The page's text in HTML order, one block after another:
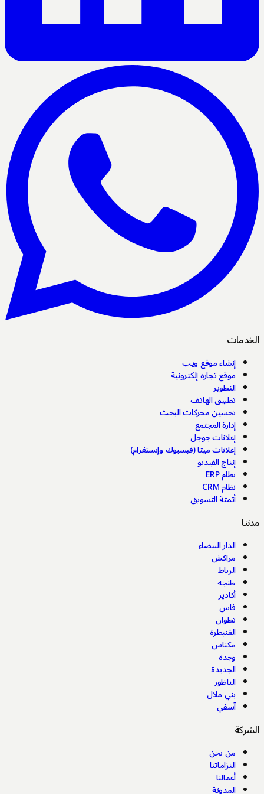
إنشاء موقع ويب
موقع تجارة إلكترونية
التطوير
تطبيق الهاتف
تحسين محركات البحث
إدارة المجتمع
إعلانات جوجل
إعلانات ميتا (فيسبوك وإنستغرام)
إنتاج الفيديو
نظام ERP
نظام CRM
أتمتة التسويق
الدار البيضاء
مراكش
الرباط
طنجة
أكادير
فاس
تطوان
القنيطرة
مكناس
وجدة
الجديدة
الناظور
بني ملال
آسفي
من نحن
التزاماتنا
أعمالنا
المدونة